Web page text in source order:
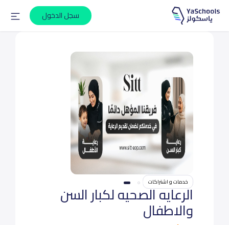
سجل الدخول
خدمات و اشتراكات
الرعايه الصحيه لكبار السن
والاطفال